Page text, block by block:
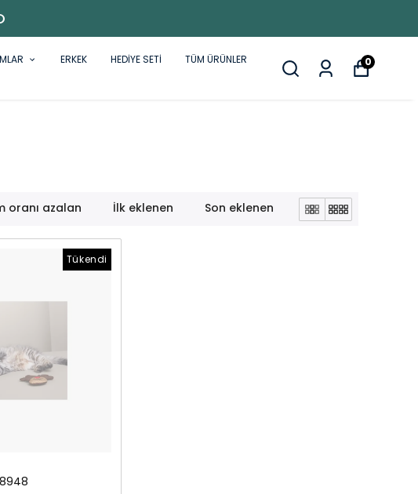
ERKEK HEDİYE SETİ
TÜM ÜRÜNLER
0
oranı azalan İlk eklenen Son eklenen
Tükendi